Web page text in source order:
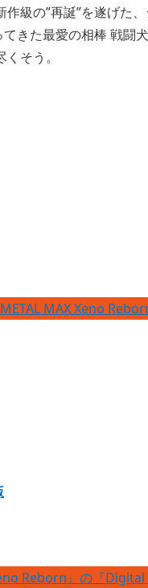
級の”再誕”を遂げた
きた最愛の相棒 戦闘
そう。
METAL MAX Xeno
Reborn』の『